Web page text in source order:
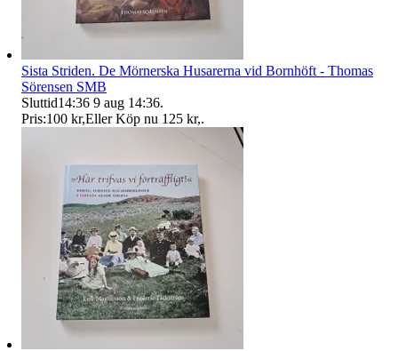
Sista Striden. De Mörnerska Husarerna vid Bornhöft - Thomas
Sörensen SMB
Sluttid14:36 9 aug 14:36.
Pris:100 kr,Eller Köp nu 125 kr,.